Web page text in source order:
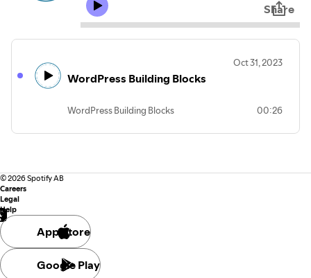
Share
WordPress Building Blocks
WordPress Building Blocks
Oct 31, 2023
00:26
©2026Spotify AB
Careers
Legal
Help
App Store
Google Play